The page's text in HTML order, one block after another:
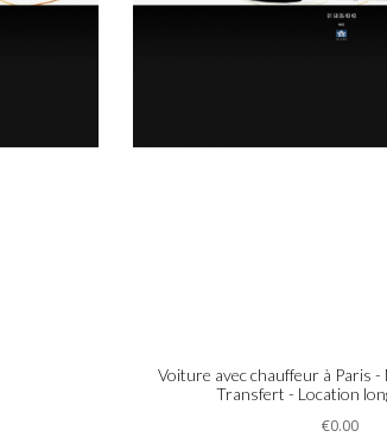
Informations
Voiture avec chauffeur à Paris
Transfert - Location
€0.00